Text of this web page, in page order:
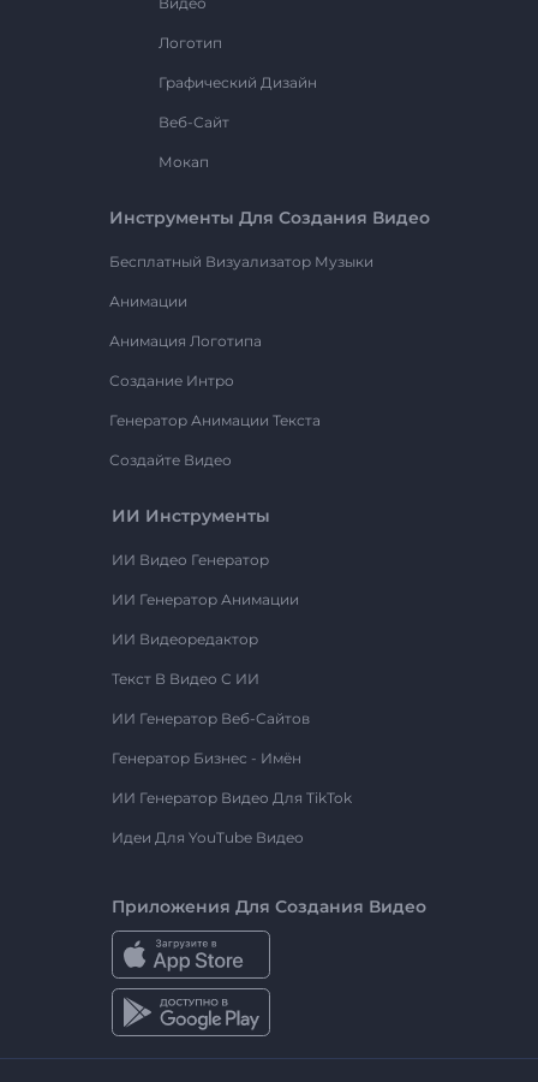
Логотип
Графический Дизайн
Веб-Сайт
Мокап
Инструменты Для Создания Видео
Бесплатный Визуализатор Музыки
Анимации
Анимация Логотипа
Создание Интро
Генератор Анимации Текста
Создайте Видео
ИИ Инструменты
ИИ Видео Генератор
ИИ Генератор Анимации
ИИ Видеоредактор
Текст В Видео С ИИ
ИИ Генератор Веб-Сайтов
Генератор Бизнес - Имён
ИИ Генератор Видео Для TikTok
Идеи Для YouTube Видео
Приложения Для Создания Видео